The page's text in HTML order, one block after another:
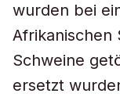
wurden bei
Afrikanischen
Schweine
ersetzt